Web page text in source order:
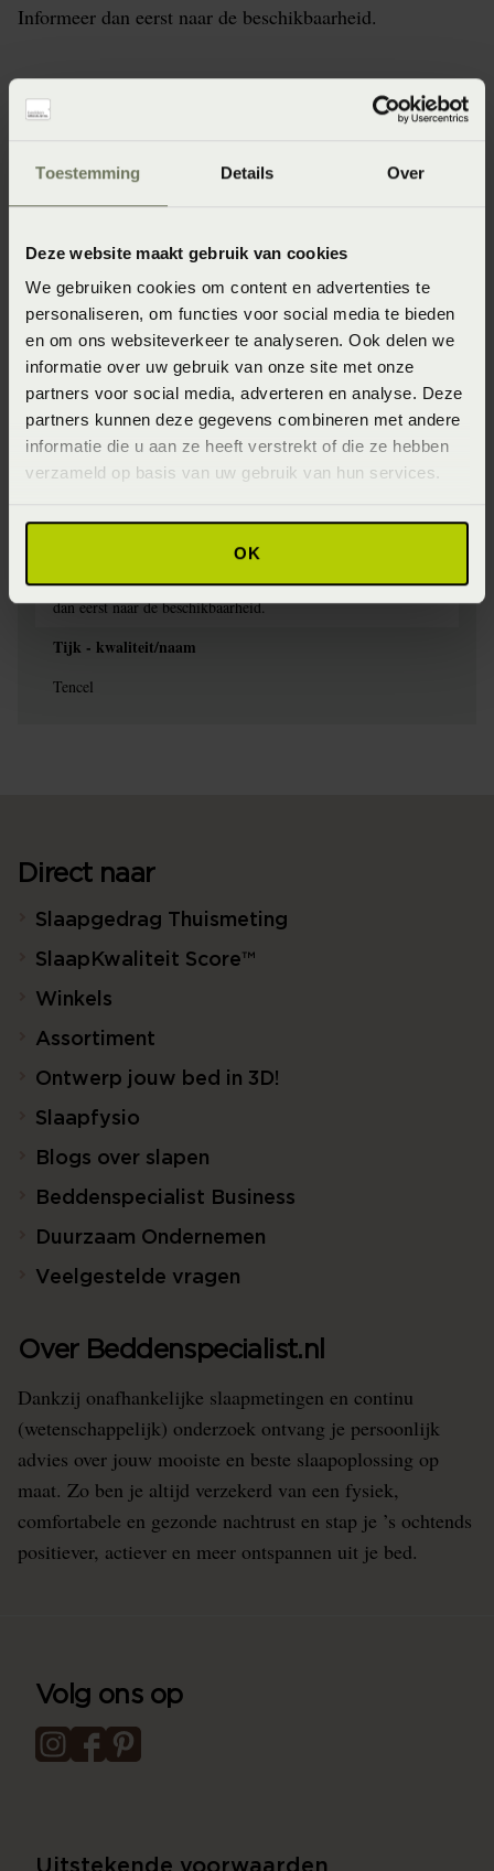
Toestemming Details Over
Deze website maakt gebruik van cookies
We gebruiken cookies om content en advertenties te
personaliseren, om functies voor social media te bieden
en om ons websiteverkeer te analyseren. Ook delen we
informatie over uw gebruik van onze site met onze
partners voor social media, adverteren en analyse. Deze
partners kunnen deze gegevens combineren met andere
informatie die u aan ze heeft verstrekt of die ze hebben
verzameld op basis van uw gebruik van hun services.
OK
Informeer dan eerst naar de beschikbaarheid.
Artikelnummer
8719638170253
Afmeting
40 x 60 cm
Specifiek materiaal kern
100% Latex
Specifiek materiaal tijk
Tencel ®
Verkrijgbaarheid
Onze webshopproducten zijn niet altijd verkrijgbaar in de
winkel. Wil je het product in de winkel bekijken? Informeer
dan eerst naar de beschikbaarheid.
Tijk - kwaliteit/naam
Tencel
Direct naar
Slaapgedrag Thuismeting
SlaapKwaliteit Score™
Winkels
Assortiment
Ontwerp jouw bed in 3D!
Slaapfysio
Blogs over slapen
Beddenspecialist Business
Duurzaam Ondernemen
Veelgestelde vragen
Over Beddenspecialist.nl
Dankzij onafhankelijke slaapmetingen en continu
(wetenschappelijk) onderzoek ontvang je persoonlijk
advies over jouw mooiste en beste slaapoplossing op
maat. Zo ben je altijd verzekerd van een fysiek,
comfortabele en gezonde nachtrust en stap je ’s ochtends
positiever, actiever en meer ontspannen uit je bed.
Volg ons op
Uitstekende voorwaarden